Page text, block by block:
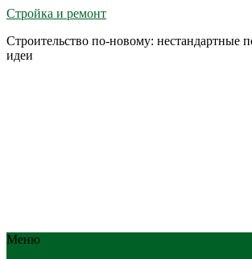
Стройка и ремонт
Строительство по-новому: нестандартные
идеи
Меню